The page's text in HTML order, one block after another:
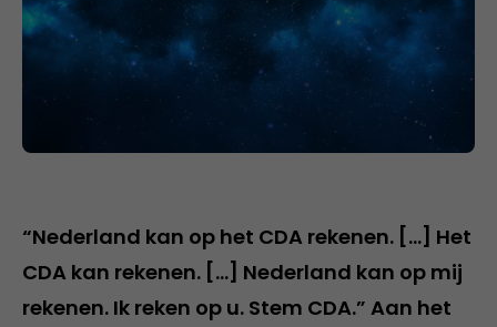
“Nederland kan op het CDA rekenen. […] Het
CDA kan rekenen. […] Nederland kan op mij
rekenen. Ik reken op u. Stem CDA.” Aan het